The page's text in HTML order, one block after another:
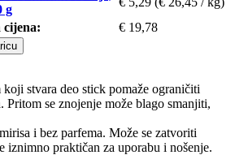
g
cijena:
€ 19,78
stvara deo stick pomaže ograničiti
Pritom se znojenje može blago smanjiti,
i bez parfema. Može se zatvoriti
iznimno praktičan za uporabu i nošenje.